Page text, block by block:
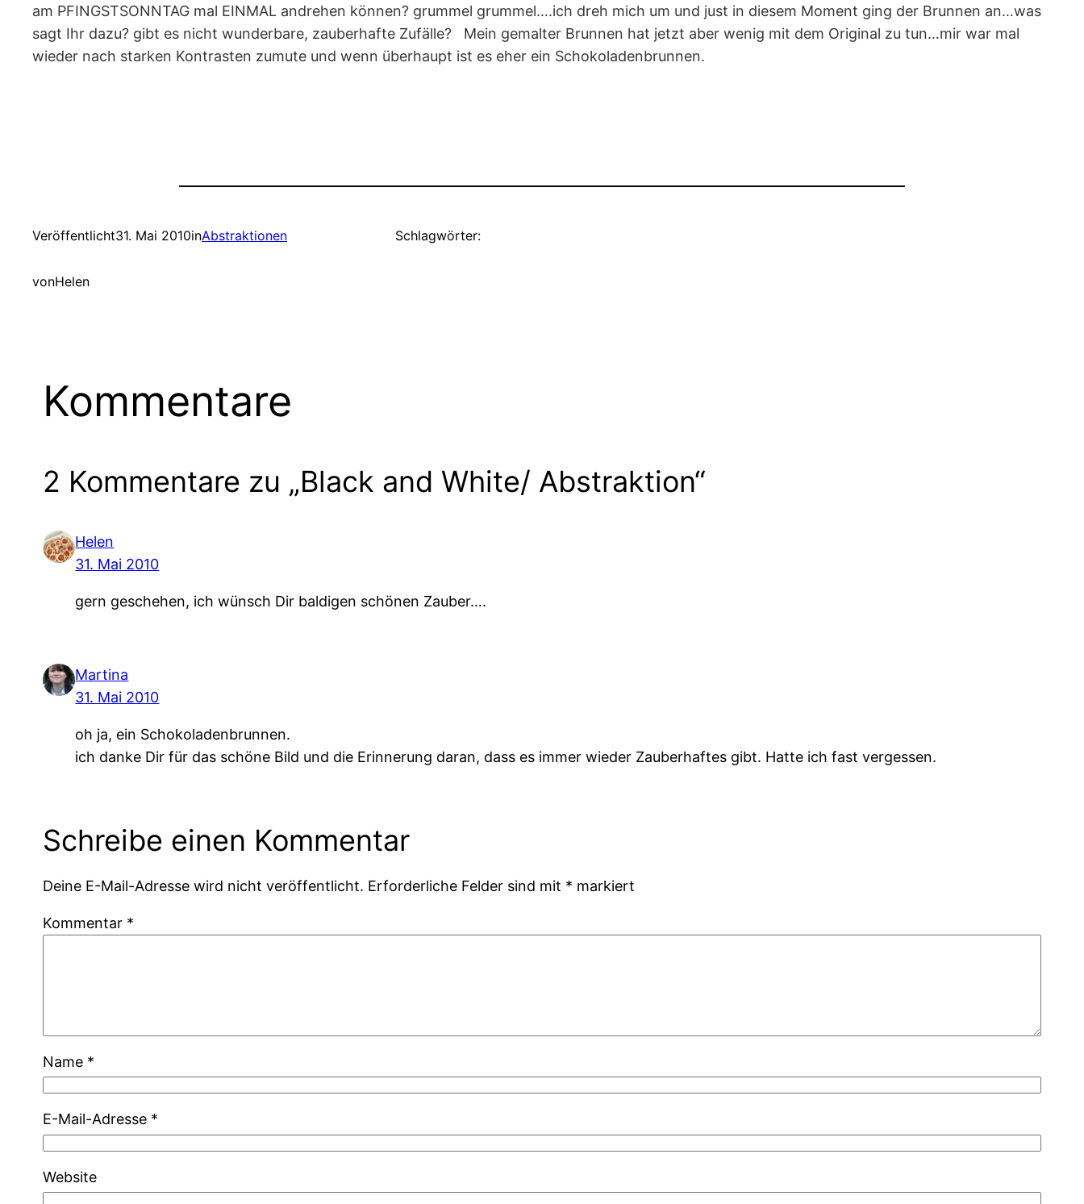
am PFINGSTSONNTAG mal EINMAL andrehen können? grummel grummel….ich dreh mich um und just in diesem Moment ging der Brunnen an…was
sagt Ihr dazu? gibt es nicht wunderbare, zauberhafte Zufälle? Mein gemalter Brunnen hat jetzt aber wenig mit dem Original zu tun…mir war mal
wieder nach starken Kontrasten zumute und wenn überhaupt ist es eher ein Schokoladenbrunnen.
Veröffentlicht31. Mai 2010inAbstraktionen
vonHelen
Schlagwörter:
Kommentare
2 Kommentare zu „Black and White/ Abstraktion“
Helen
31. Mai 2010
gern geschehen, ich wünsch Dir baldigen schönen Zauber….
Martina
31. Mai 2010
oh ja, ein Schokoladenbrunnen.
ich danke Dir für das schöne Bild und die Erinnerung daran, dass es immer wieder Zauberhaftes gibt. Hatte ich fast vergessen.
Schreibe einen Kommentar
Deine E-Mail-Adresse wird nicht veröffentlicht. Erforderliche Felder sind mit * markiert
Kommentar *
Name *
E-Mail-Adresse *
Website